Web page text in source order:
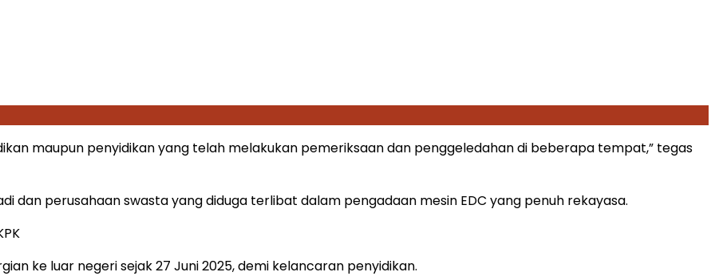
maupun penyidikan yang telah melakukan pemeriksaan dan penggeledahan di beberapa tempat,” tegas
dan perusahaan swasta yang diduga terlibat dalam pengadaan mesin EDC yang penuh rekayasa.
ke luar negeri sejak 27 Juni 2025, demi kelancaran penyidikan.